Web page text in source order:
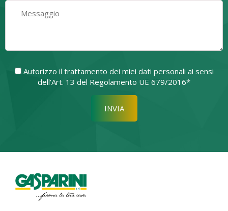
Autorizzo il trattamento dei miei dati personali ai sensi
dell'Art. 13 del Regolamento UE 679/2016*
Si prega di lasciare vuoto